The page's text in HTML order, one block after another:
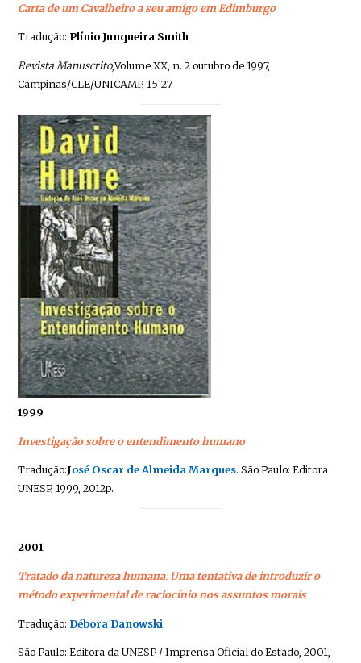
Carta de um Cavalheiro a seu amigo em Edimburgo
Tradução: Plínio Junqueira Smith
Revista Manuscrito,Volume XX, n. 2 outubro de 1997,
Campinas/CLE/UNICAMP, 15-27.
1999
Investigação sobre o entendimento humano
Tradução:José Oscar de Almeida Marques. São Paulo: Editora
UNESP, 1999, 2012p.
2001
Tratado da natureza humana. Uma tentativa de introduzir o
método experimental de raciocínio nos assuntos morais
Tradução: Débora Danowski
São Paulo: Editora da UNESP / Imprensa Oficial do Estado, 2001,